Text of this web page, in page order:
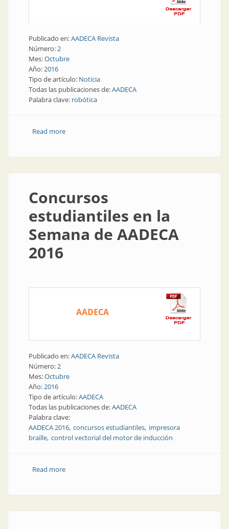
Publicado en:AADECA Revista
Número:2
Mes:Octubre
Año:2016
Tipo de artículo: Noticia
Todas las publicaciones de:AADECA
Palabra clave: robótica
Read moreabout AADECA Informa | Mesa Ejecutiva de Industria
Concursos
estudiantiles en la
Semana de AADECA
2016
AADECA
Publicado en:AADECA Revista
Número:2
Mes:Octubre
Año:2016
Tipo de artículo:AADECA
Todas las publicaciones de:AADECA
Palabra clave:
AADECA 2016 concursos estudiantiles impresora
braille control vectorial del motor de inducción
Read moreabout Concursos estudiantiles en la Semana de